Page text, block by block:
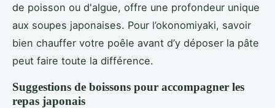
de poisson ou d'algue, offre une profondeur unique
aux soupes japonaises. Pour l’okonomiyaki, savoir
bien chauffer votre poêle avant d’y déposer la pâte
peut faire toute la différence.
Suggestions de boissons pour accompagner les
repas japonais